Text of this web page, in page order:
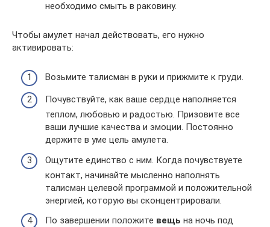
необходимо смыть в раковину.
Чтобы амулет начал действовать, его нужно
активировать:
Возьмите талисман в руки и прижмите к груди.
Почувствуйте, как ваше сердце наполняется
теплом, любовью и радостью. Призовите все
ваши лучшие качества и эмоции. Постоянно
держите в уме цель амулета.
Ощутите единство с ним. Когда почувствуете
контакт, начинайте мысленно наполнять
талисман целевой программой и положительной
энергией, которую вы сконцентрировали.
По завершении положите вещь на ночь под